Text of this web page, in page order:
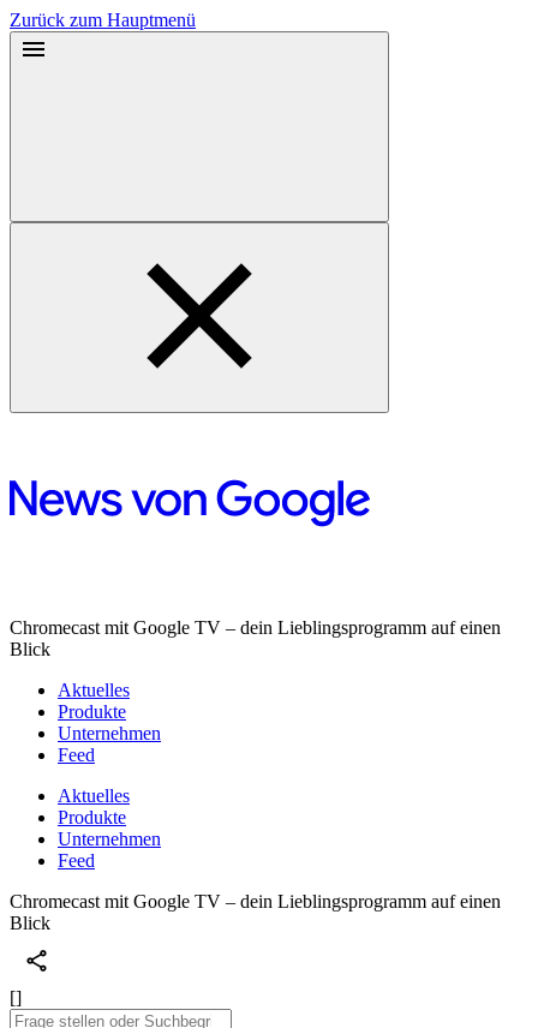
Zurück zum Hauptmenü
Chromecast mit Google TV – dein Lieblingsprogramm auf einen
Blick
Aktuelles
Produkte
Unternehmen
Feed
Aktuelles
Produkte
Unternehmen
Feed
Chromecast mit Google TV – dein Lieblingsprogramm auf einen
Blick
[]